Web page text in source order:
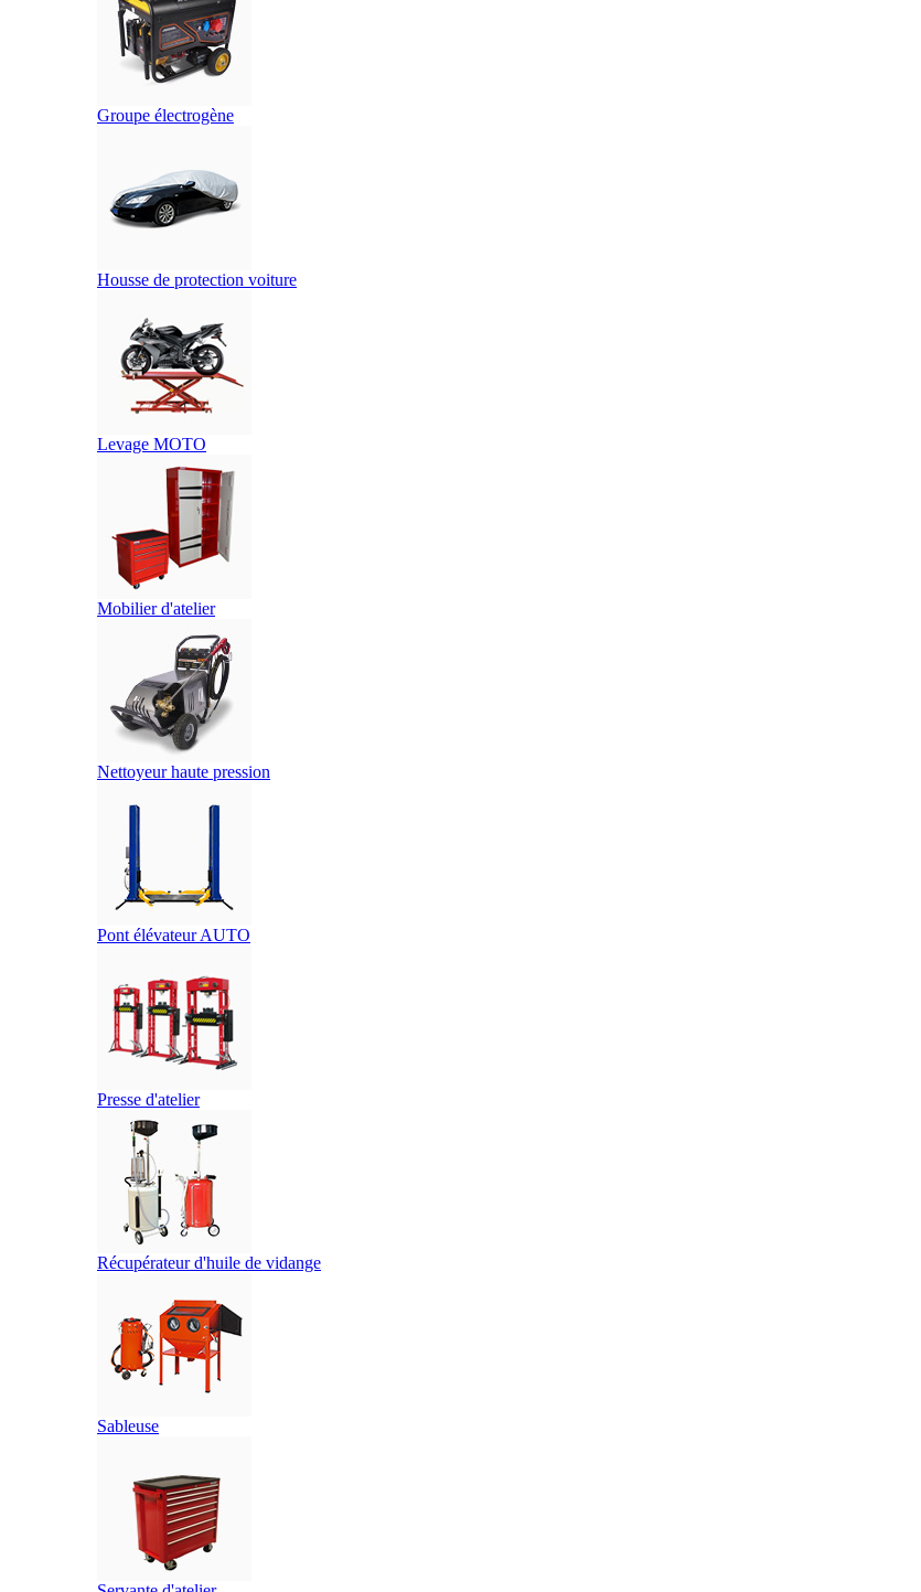
Groupe électrogène
Housse de protection voiture
Levage MOTO
Mobilier d'atelier
Nettoyeur haute pression
Pont élévateur AUTO
Presse d'atelier
Récupérateur d'huile de vidange
Sableuse